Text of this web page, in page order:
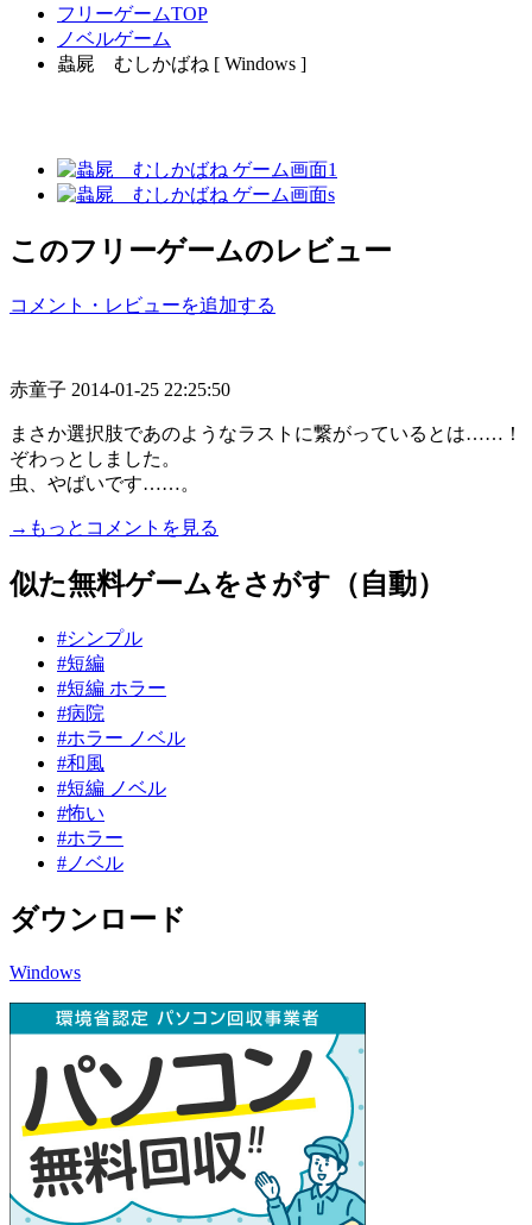
フリーゲームTOP
ノベルゲーム
蟲屍 むしかばね [ Windows ]
このフリーゲームのレビュー
コメント・レビューを追加する
赤童子 2014-01-25 22:25:50
まさか選択肢であのようなラストに繋がっているとは……！
ぞわっとしました。
虫、やばいです……。
→もっとコメントを見る
似た無料ゲームをさがす（自動）
#シンプル
#短編
#短編 ホラー
#病院
#ホラー ノベル
#和風
#短編 ノベル
#怖い
#ホラー
#ノベル
ダウンロード
Windows